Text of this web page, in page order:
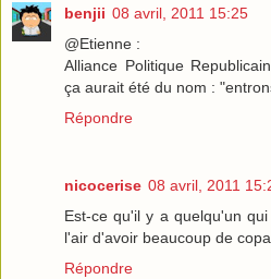
benjii 08 avril, 2011 15:25
@Etienne :
Alliance Politique
ça aurait été du nom :
Répondre
nicocerise 08 avril, 2011
Est-ce qu'il y a quelqu'un
l'air d'avoir beaucoup de
Répondre